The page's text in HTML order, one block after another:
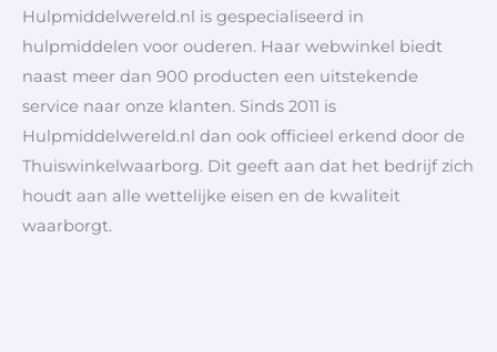
Hulpmiddelwereld.nl is gespecialiseerd in
hulpmiddelen voor ouderen. Haar webwinkel biedt
naast meer dan 900 producten een uitstekende
service naar onze klanten. Sinds 2011 is
Hulpmiddelwereld.nl dan ook officieel erkend door de
Thuiswinkelwaarborg. Dit geeft aan dat het bedrijf zich
houdt aan alle wettelijke eisen en de kwaliteit
waarborgt.